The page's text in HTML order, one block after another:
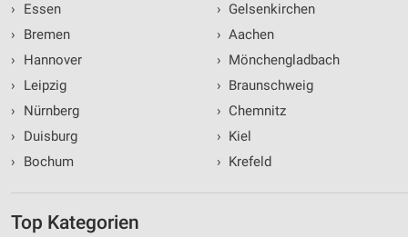
›
Essen
›
Bremen
›
Hannover
›
Leipzig
›
Nürnberg
›
Duisburg
›
Bochum
› Gelsenkirchen
› Aachen
› Mönchengladbach
› Braunschweig
› Chemnitz
› Kiel
› Krefeld
Top Kategorien